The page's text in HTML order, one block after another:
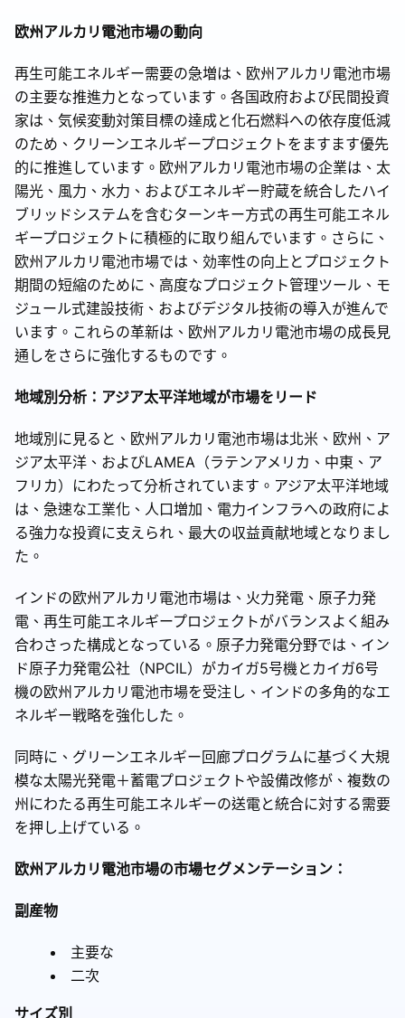
欧州アルカリ電池市場の動向
再生可能エネルギー需要の急増は、欧州アルカリ電池市場
の主要な推進力となっています。各国政府および民間投資
家は、気候変動対策目標の達成と化石燃料への依存度低減
のため、クリーンエネルギープロジェクトをますます優先
的に推進しています。欧州アルカリ電池市場の企業は、太
陽光、風力、水力、およびエネルギー貯蔵を統合したハイ
ブリッドシステムを含むターンキー方式の再生可能エネル
ギープロジェクトに積極的に取り組んでいます。さらに、
欧州アルカリ電池市場では、効率性の向上とプロジェクト
期間の短縮のために、高度なプロジェクト管理ツール、モ
ジュール式建設技術、およびデジタル技術の導入が進んで
います。これらの革新は、欧州アルカリ電池市場の成長見
通しをさらに強化するものです。
地域別分析：アジア太平洋地域が市場をリード
地域別に見ると、欧州アルカリ電池市場は北米、欧州、ア
ジア太平洋、およびLAMEA（ラテンアメリカ、中東、ア
フリカ）にわたって分析されています。アジア太平洋地域
は、急速な工業化、人口増加、電力インフラへの政府によ
る強力な投資に支えられ、最大の収益貢献地域となりまし
た。
インドの欧州アルカリ電池市場は、火力発電、原子力発
電、再生可能エネルギープロジェクトがバランスよく組み
合わさった構成となっている。原子力発電分野では、イン
ド原子力発電公社（NPCIL）がカイガ5号機とカイガ6号
機の欧州アルカリ電池市場を受注し、インドの多角的なエ
ネルギー戦略を強化した。
同時に、グリーンエネルギー回廊プログラムに基づく大規
模な太陽光発電＋蓄電プロジェクトや設備改修が、複数の
州にわたる再生可能エネルギーの送電と統合に対する需要
を押し上げている。
欧州アルカリ電池市場の市場セグメンテーション：
副産物
主要な
二次
サイズ別